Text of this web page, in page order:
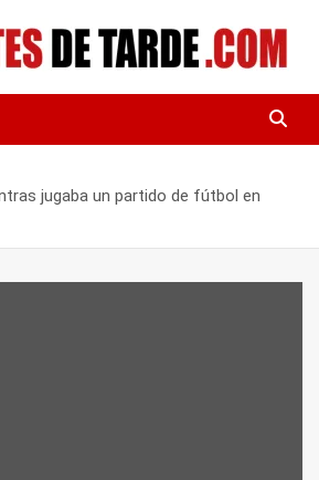
DE TARDE
jugaba un partido de fútbol en